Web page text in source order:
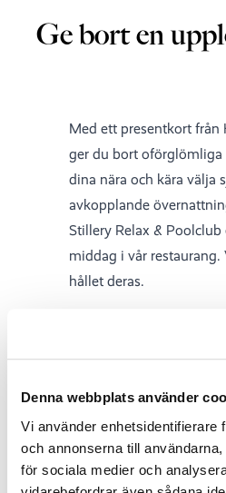
Denna webbplats använder
Vi använder enhetsidentifierare
och annonserna till
för sociala medier och
Ge bort en
Med ett presentkort från
ger du bort oförglömliga
dina nära och kära välja
avkopplande
Stillery Relax & Poolclub
middag i vår restaurang.
hållet deras.